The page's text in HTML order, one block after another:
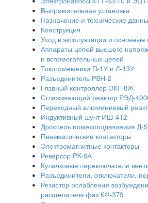
Выпрямительная установка
Назначение и технические
Конструкция
Уход в эксплуатации и основные
Аппараты цепей высшего
и вспомогательных цепей
Токоприемники П-1У и Л-13У
Разъединитель РВН-2
Главный контроллер ЭКГ-8Ж
Сглаживающий реактор РЭД-
Переходный алюминиевый
Индуктивный шунт ИШ-412
Дроссель помехоподавлеиия Д-
Пневматические контакторы
Электромагнитные контакторы
Реверсор PK-8А
Кулачковые переключатели
Разъединители, отключатели,
Резистор ослабления
расщепителя фаз КФ-379